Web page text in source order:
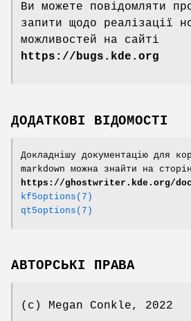
Ви можете повідомляти
запити щодо реалізації
можливостей на сайті
https://bugs.kde.org
ДОДАТКОВІ ВІДОМОСТІ
Докладнішу документацію для
markdown можна знайти на
https://ghostwriter.kde.org/
kf5options(7)
qt5options(7)
АВТОРСЬКІ ПРАВА
(c) Megan Conkle, 2022